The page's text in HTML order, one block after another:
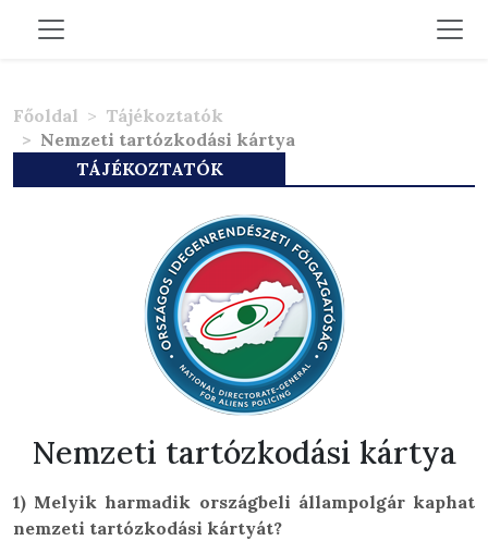
Főoldal
Tájékoztatók
Nemzeti tartózkodási kártya
TÁJÉKOZTATÓK
Nemzeti tartózkodási kártya
1) Melyik harmadik országbeli állampolgár kaphat
nemzeti tartózkodási kártyát?